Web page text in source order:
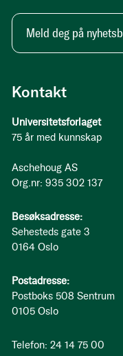
Kontakt
Universitetsforlaget
75 år med kunnskap
Aschehoug AS
Org.nr: 935 302 137
Besøksadresse:
Sehesteds gate 3
0164 Oslo
Postadresse:
Postboks 508 Sentrum
0105 Oslo
Telefon: 24 14 75 00
Meld deg på